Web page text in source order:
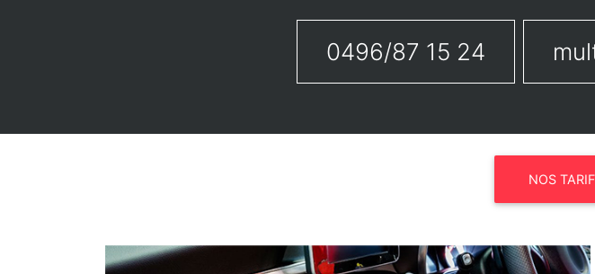
0496/87 15 24
NOS